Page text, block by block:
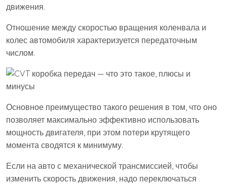
движения.
Отношение между скоростью вращения коленвала и
колес автомобиля характеризуется передаточным
числом.
Основное преимущество такого решения в том, что оно
позволяет максимально эффективно использовать
мощность двигателя, при этом потери крутящего
момента сводятся к минимуму.
Если на авто с механической трансмиссией, чтобы
изменить скорость движения, надо переключаться